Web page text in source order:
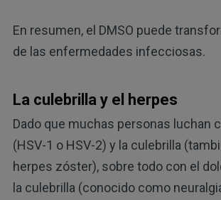
En resumen, el DMSO puede
de las enfermedades infecciosas.
La culebrilla y el herpes
Dado que muchas personas luchan
(HSV-1 o HSV-2) y la culebrilla
herpes zóster), sobre todo con el
la culebrilla (conocido como